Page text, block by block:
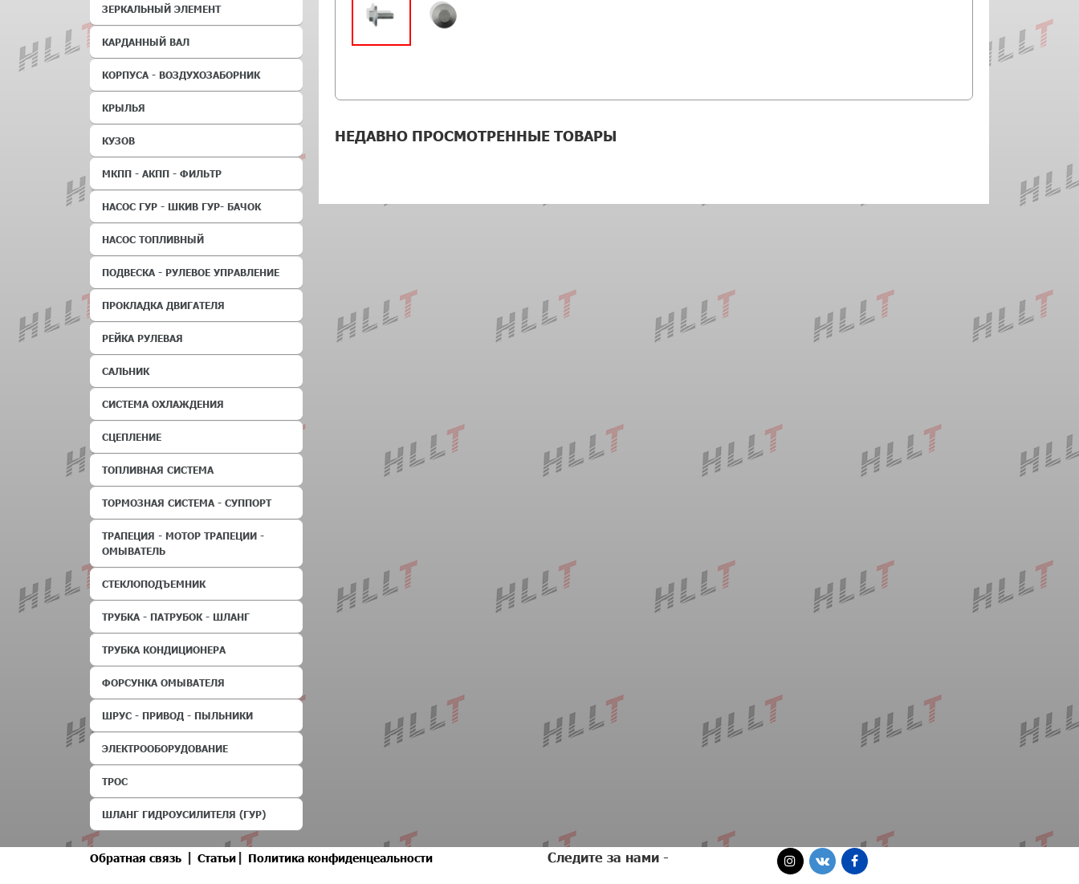
ЗЕРКАЛЬНЫЙ ЭЛЕМЕНТ
КАРДАННЫЙ ВАЛ
КОРПУСА - ВОЗДУХОЗАБОРНИК
КРЫЛЬЯ
КУЗОВ
МКПП - АКПП - ФИЛЬТР
НАСОС ГУР - ШКИВ ГУР- БАЧОК
НАСОС ТОПЛИВНЫЙ
ПОДВЕСКА - РУЛЕВОЕ УПРАВЛЕНИЕ
ПРОКЛАДКА ДВИГАТЕЛЯ
РЕЙКА РУЛЕВАЯ
САЛЬНИК
СИСТЕМА ОХЛАЖДЕНИЯ
СЦЕПЛЕНИЕ
ТОПЛИВНАЯ СИСТЕМА
ТОРМОЗНАЯ СИСТЕМА - СУППОРТ
ТРАПЕЦИЯ - МОТОР ТРАПЕЦИИ -
ОМЫВАТЕЛЬ
СТЕКЛОПОДЪЕМНИК
ТРУБКА - ПАТРУБОК - ШЛАНГ
ТРУБКА КОНДИЦИОНЕРА
ФОРСУНКА ОМЫВАТЕЛЯ
ШРУС - ПРИВОД - ПЫЛЬНИКИ
ЭЛЕКТРООБОРУДОВАНИЕ
ТРОС
ШЛАНГ ГИДРОУСИЛИТЕЛЯ (ГУР)
НЕДАВНО ПРОСМОТРЕННЫЕ ТОВАРЫ
Обратная связь | Статьи | Политика конфиденцеальности Следите за нами -